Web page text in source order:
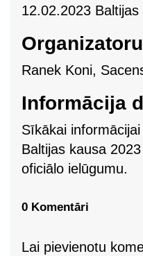
12.02.2023
Ranek Koni,
Informācija
Sīkākai
Baltijas kausa
oficiālo ielūgumu.
0 Komentāri
Lai pievienotu